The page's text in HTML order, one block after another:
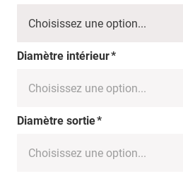
Diamètre intérieur
Diamètre sortie